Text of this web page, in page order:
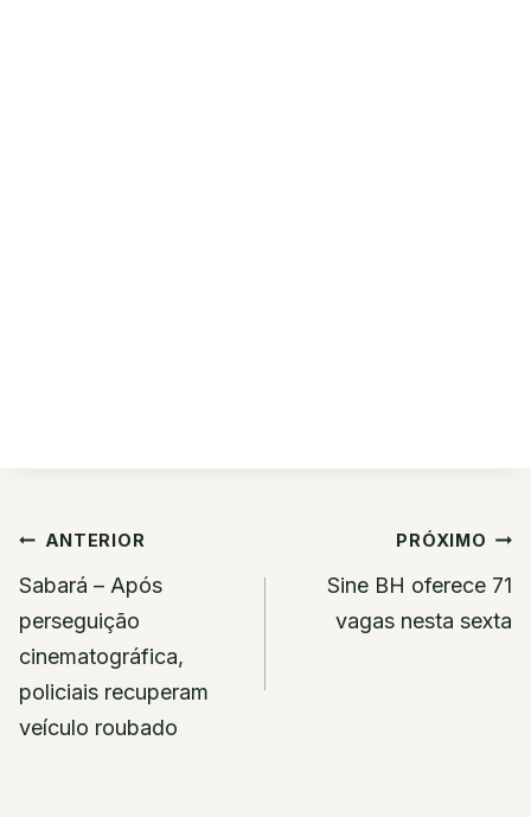
Navegação
de
Post
ANTERIOR
Sabará – Após
perseguição
cinematográfica,
policiais recuperam
veículo roubado
PRÓXIMO
Sine BH oferece 71
vagas nesta sexta